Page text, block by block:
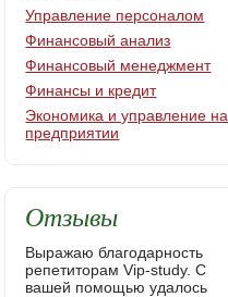
Управление персоналом
Финансовый анализ
Финансовый менеджмент
Финансы и кредит
Экономика и управление на
предприятии
Отзывы
Выражаю благодарность
репетиторам Vip-study. С
вашей помощью удалось